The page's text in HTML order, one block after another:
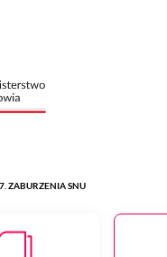
7. ZABURZENIA SNU